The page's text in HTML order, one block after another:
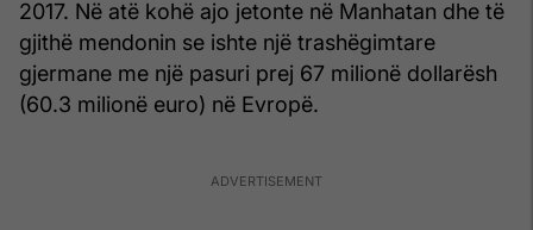
2017. Në atë kohë ajo jetonte në Manhatan dhe të
gjithë mendonin se ishte një trashëgimtare
gjermane me një pasuri prej 67 milionë dollarësh
(60.3 milionë euro) në Evropë.